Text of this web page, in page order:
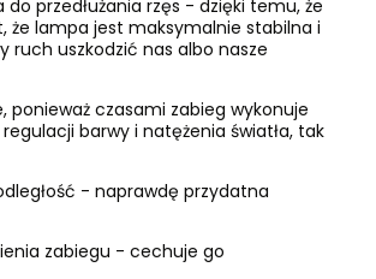
przedłużania rzęs - dzięki temu, że
że lampa jest maksymalnie stabilna i
ruch uszkodzić nas albo nasze
ponieważ czasami zabieg wykonuje
barwy i natężenia światła, tak
- naprawdę przydatna
zabiegu - cechuje go